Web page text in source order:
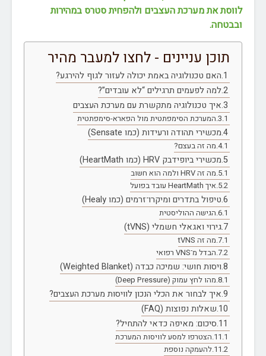
לווסת את מערכת העצבים ולהפחית סטרס במהירות
ובבטחה.
תוכן עניינים - לחצו למעבר מהיר
האם טכנולוגיה באמת יכולה לעזור לגוף להירגע?
למה לפעמים תרגילים “לא עובדים”?
איך טכנולוגיה מתקשרת עם מערכת העצבים
המערכת הסימפתטית מול הפארא-סימפתטית
מכשירי תהודה ורעידות (כמו Sensate)
מה זה בעצם?
מכשירי ביופידבק HRV (כמו HeartMath)
מה זה HRV ולמה הוא חשוב
איך HeartMath עובד בפועל
טיפול בתדרים ומיקרו־זרמים (כמו Healy)
הגישה ההוליסטית
גירוי ואגאלי חשמלי (tVNS)
מה זה tVNS
הבדל מ־VNS רפואי
ויסות חושי: שמיכה כבדה (Weighted Blanket)
מהו לחץ עמוק (Deep Pressure)
איך לבחור את הכלי הנכון לוויסות מערכת העצבים?
שאלות נפוצות (FAQ)
סיכום: מאיפה כדאי להתחיל?
הצטרפו למסע לוויסות המערכת
להעמקה נוספת